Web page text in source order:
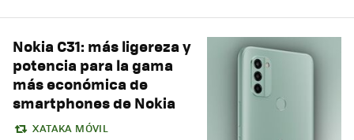
Nokia C31: más ligereza y
potencia para la gama
más económica de
smartphones de Nokia
XATAKA MÓVIL